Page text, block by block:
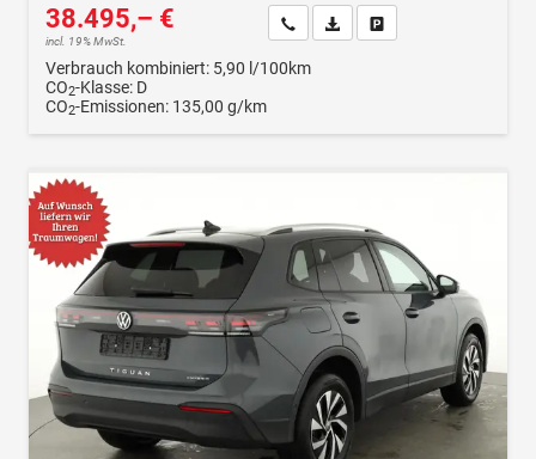
38.495,– €
incl. 19% MwSt.
Wir rufen Sie anFahrzeugexposé (PDF)
Verbrauch kombiniert: 5,90 l/100km
CO2-Klasse: D
CO2-Emissionen: 135,00 g/km